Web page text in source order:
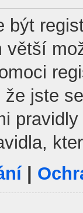
být
větší
jste
|